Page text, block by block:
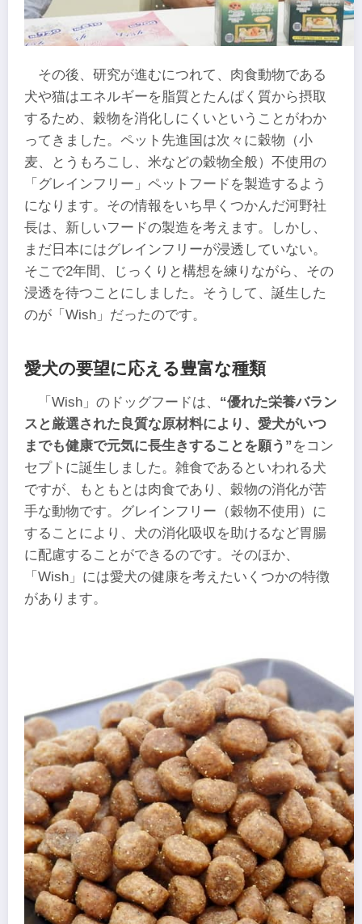
その後、研究が進むにつれて、肉食動物である
犬や猫はエネルギーを脂質とたんぱく質から摂取
するため、穀物を消化しにくいということがわか
ってきました。ペット先進国は次々に穀物（小
麦、とうもろこし、米などの穀物全般）不使用の
「グレインフリー」ペットフードを製造するよう
になります。その情報をいち早くつかんだ河野社
長は、新しいフードの製造を考えます。しかし、
まだ日本にはグレインフリーが浸透していない。
そこで2年間、じっくりと構想を練りながら、その
浸透を待つことにしました。そうして、誕生した
のが「Wish」だったのです。
愛犬の要望に応える豊富な種類
「Wish」のドッグフードは、 “優れた栄養バラン
スと厳選された良質な原材料により、愛犬がいつ
までも健康で元気に長生きすることを願う”をコン
セプトに誕生しました。雑食であるといわれる犬
ですが、もともとは肉食であり、穀物の消化が苦
手な動物です。グレインフリー（穀物不使用）に
することにより、犬の消化吸収を助けるなど胃腸
に配慮することができるのです。そのほか、
「Wish」には愛犬の健康を考えたいくつかの特徴
があります。